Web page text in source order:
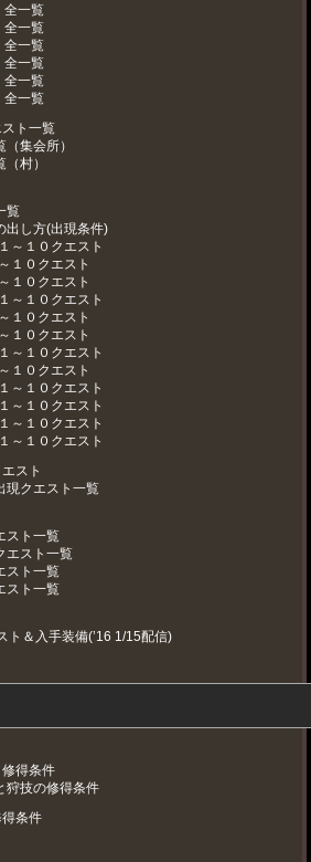
全一覧
全一覧
全一覧
全一覧
全一覧
全一覧
ト一覧
集会所）
村）
覧
出し方(出現条件)
～１０クエスト
１０クエスト
１０クエスト
～１０クエスト
１０クエスト
１０クエスト
～１０クエスト
１０クエスト
～１０クエスト
～１０クエスト
～１０クエスト
～１０クエスト
スト
現クエスト一覧
スト一覧
エスト一覧
スト一覧
スト一覧
ト＆入手装備(’16 1/15配信)
得条件
狩技の修得条件
条件